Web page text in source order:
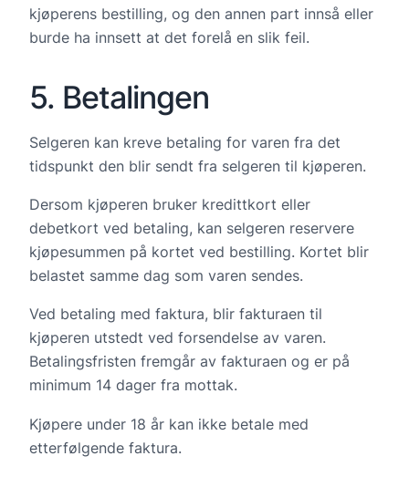
kjøperens bestilling, og den annen part innså eller
burde ha innsett at det forelå en slik feil.
5. Betalingen
Selgeren kan kreve betaling for varen fra det
tidspunkt den blir sendt fra selgeren til kjøperen.
Dersom kjøperen bruker kredittkort eller
debetkort ved betaling, kan selgeren reservere
kjøpesummen på kortet ved bestilling. Kortet blir
belastet samme dag som varen sendes.
Ved betaling med faktura, blir fakturaen til
kjøperen utstedt ved forsendelse av varen.
Betalingsfristen fremgår av fakturaen og er på
minimum 14 dager fra mottak.
Kjøpere under 18 år kan ikke betale med
etterfølgende faktura.